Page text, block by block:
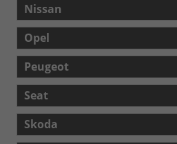
Nissan
Opel
Peugeot
Seat
Skoda